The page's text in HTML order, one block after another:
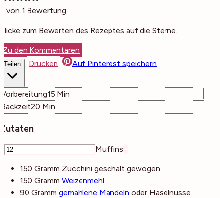
von 1 Bewertung
Klicke zum Bewerten des Rezeptes auf die Sterne.
Zu den Kommentaren
Teilen Drucken Auf Pinterest speichern
Vorbereitung15 Minuten
Min
Backzeit20 Minuten
Min
Zutaten
Muffins
150 Gramm Zucchini geschält gewogen
150 Gramm Weizenmehl
90 Gramm gemahlene Mandeln oder Haselnüsse